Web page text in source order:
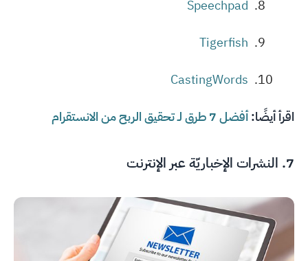
Speechpad
Tigerfish
CastingWords
اقرأ أيضًا:أفضل 7 طرق لـ تحقيق الربح من الانستقرام
7. النشرات الإخباريّة عبر الإنترنت